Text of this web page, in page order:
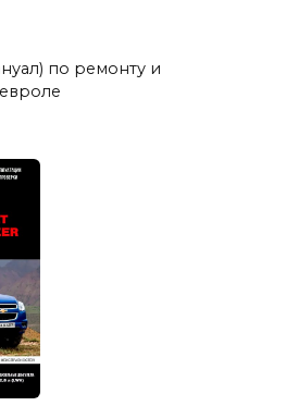
по ремонту и